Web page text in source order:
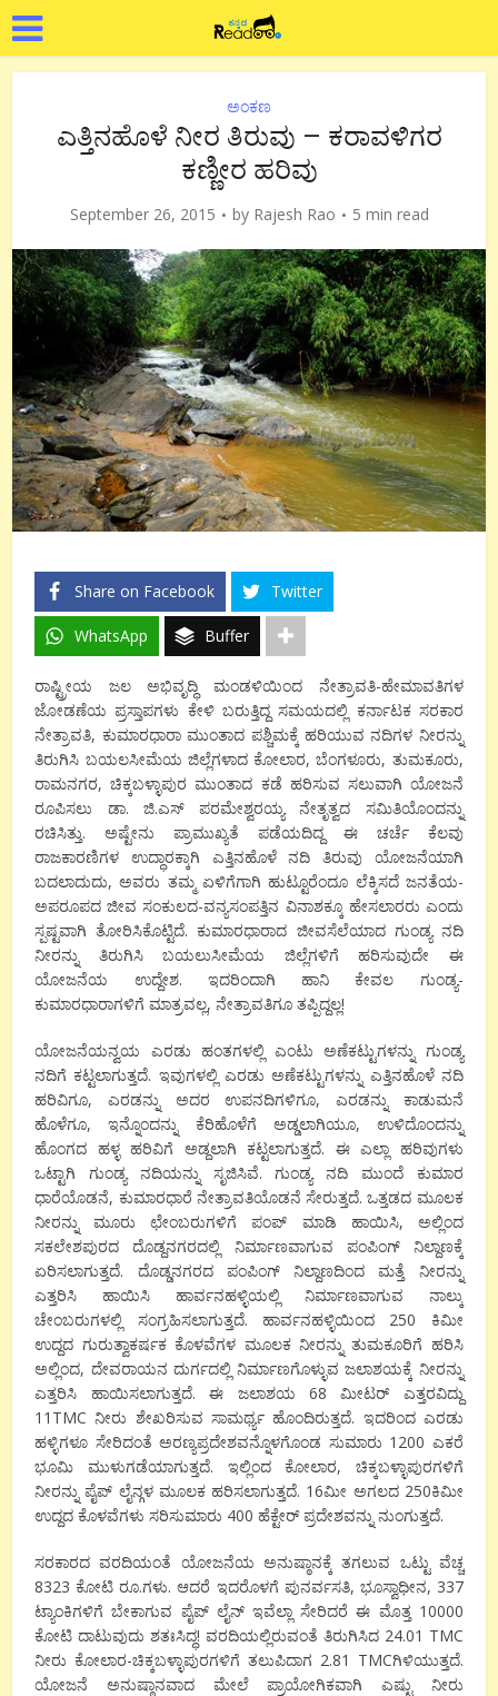
ಅಂಕಣ
ಎತ್ತಿನಹೊಳೆ ನೀರ ತಿರುವು – ಕರಾವಳಿಗರ
ಕಣ್ಣೀರ ಹರಿವು
September 26, 2015 by Rajesh Rao 5 min read
Share on Facebook Twitter
WhatsApp Buffer
ರಾಷ್ಟ್ರೀಯ ಜಲ ಅಭಿವೃದ್ಧಿ ಮಂಡಳಿಯಿಂದ ನೇತ್ರಾವತಿ-ಹೇಮಾವತಿಗಳ
ಜೋಡಣೆಯ ಪ್ರಸ್ತಾಪಗಳು ಕೇಳಿ ಬರುತ್ತಿದ್ದ ಸಮಯದಲ್ಲಿ ಕರ್ನಾಟಕ ಸರಕಾರ
ನೇತ್ರಾವತಿ, ಕುಮಾರಧಾರಾ ಮುಂತಾದ ಪಶ್ಚಿಮಕ್ಕೆ ಹರಿಯುವ ನದಿಗಳ ನೀರನ್ನು
ತಿರುಗಿಸಿ ಬಯಲಸೀಮೆಯ ಜಿಲ್ಲೆಗಳಾದ ಕೋಲಾರ, ಬೆಂಗಳೂರು, ತುಮಕೂರು,
ರಾಮನಗರ, ಚಿಕ್ಕಬಳ್ಳಾಪುರ ಮುಂತಾದ ಕಡೆ ಹರಿಸುವ ಸಲುವಾಗಿ ಯೋಜನೆ
ರೂಪಿಸಲು ಡಾ. ಜಿ.ಎಸ್ ಪರಮೇಶ್ವರಯ್ಯ ನೇತೃತ್ವದ ಸಮಿತಿಯೊಂದನ್ನು
ರಚಿಸಿತ್ತು. ಅಷ್ಟೇನು ಪ್ರಾಮುಖ್ಯತೆ ಪಡೆಯದಿದ್ದ ಈ ಚರ್ಚೆ ಕೆಲವು
ರಾಜಕಾರಣಿಗಳ ಉದ್ಧಾರಕ್ಕಾಗಿ ಎತ್ತಿನಹೊಳೆ ನದಿ ತಿರುವು ಯೋಜನೆಯಾಗಿ
ಬದಲಾದುದು, ಅವರು ತಮ್ಮ ಏಳಿಗೆಗಾಗಿ ಹುಟ್ಟೂರೆಂದೂ ಲೆಕ್ಕಿಸದೆ ಜನತೆಯ-
ಅಪರೂಪದ ಜೀವ ಸಂಕುಲದ-ವನ್ಯಸಂಪತ್ತಿನ ವಿನಾಶಕ್ಕೂ ಹೇಸಲಾರರು ಎಂದು
ಸ್ಪಷ್ಟವಾಗಿ ತೋರಿಸಿಕೊಟ್ಟಿದೆ. ಕುಮಾರಧಾರಾದ ಜೀವಸೆಲೆಯಾದ ಗುಂಡ್ಯ ನದಿ
ನೀರನ್ನು ತಿರುಗಿಸಿ ಬಯಲುಸೀಮೆಯ ಜಿಲ್ಲೆಗಳಿಗೆ ಹರಿಸುವುದೇ ಈ
ಯೋಜನೆಯ ಉದ್ದೇಶ. ಇದರಿಂದಾಗಿ ಹಾನಿ ಕೇವಲ ಗುಂಡ್ಯ-
ಕುಮಾರಧಾರಾಗಳಿಗೆ ಮಾತ್ರವಲ್ಲ, ನೇತ್ರಾವತಿಗೂ ತಪ್ಪಿದ್ದಲ್ಲ!
ಯೋಜನೆಯನ್ವಯ ಎರಡು ಹಂತಗಳಲ್ಲಿ ಎಂಟು ಅಣೆಕಟ್ಟುಗಳನ್ನು ಗುಂಡ್ಯ
ನದಿಗೆ ಕಟ್ಟಲಾಗುತ್ತದೆ. ಇವುಗಳಲ್ಲಿ ಎರಡು ಅಣೆಕಟ್ಟುಗಳನ್ನು ಎತ್ತಿನಹೊಳೆ ನದಿ
ಹರಿವಿಗೂ, ಎರಡನ್ನು ಅದರ ಉಪನದಿಗಳಿಗೂ, ಎರಡನ್ನು ಕಾಡುಮನೆ
ಹೊಳೆಗೂ, ಇನ್ನೊಂದನ್ನು ಕೆರಿಹೊಳೆಗೆ ಅಡ್ಡಲಾಗಿಯೂ, ಉಳಿದೊಂದನ್ನು
ಹೊಂಗದ ಹಳ್ಳ ಹರಿವಿಗೆ ಅಡ್ದಲಾಗಿ ಕಟ್ಟಲಾಗುತ್ತದೆ. ಈ ಎಲ್ಲಾ ಹರಿವುಗಳು
ಒಟ್ಟಾಗಿ ಗುಂಡ್ಯ ನದಿಯನ್ನು ಸೃಜಿಸಿವೆ. ಗುಂಡ್ಯ ನದಿ ಮುಂದೆ ಕುಮಾರ
ಧಾರೆಯೊಡನೆ, ಕುಮಾರಧಾರೆ ನೇತ್ರಾವತಿಯೊಡನೆ ಸೇರುತ್ತದೆ. ಒತ್ತಡದ ಮೂಲಕ
ನೀರನ್ನು ಮೂರು ಛೇಂಬರುಗಳಿಗೆ ಪಂಪ್ ಮಾಡಿ ಹಾಯಿಸಿ, ಅಲ್ಲಿಂದ
ಸಕಲೇಶಪುರದ ದೊಡ್ದನಗರದಲ್ಲಿ ನಿರ್ಮಾಣವಾಗುವ ಪಂಪಿಂಗ್ ನಿಲ್ದಾಣಕ್ಕೆ
ಏರಿಸಲಾಗುತ್ತದೆ. ದೊಡ್ಡನಗರದ ಪಂಪಿಂಗ್ ನಿಲ್ದಾಣದಿಂದ ಮತ್ತೆ ನೀರನ್ನು
ಎತ್ತರಿಸಿ ಹಾಯಿಸಿ ಹಾರ್ವನಹಳ್ಳಿಯಲ್ಲಿ ನಿರ್ಮಾಣವಾಗುವ ನಾಲ್ಕು
ಚೇಂಬರುಗಳಲ್ಲಿ ಸಂಗ್ರಹಿಸಲಾಗುತ್ತದೆ. ಹಾರ್ವನಹಳ್ಳಿಯಿಂದ 250 ಕಿಮೀ
ಉದ್ದದ ಗುರುತ್ವಾಕರ್ಷಕ ಕೊಳವೆಗಳ ಮೂಲಕ ನೀರನ್ನು ತುಮಕೂರಿಗೆ ಹರಿಸಿ
ಅಲ್ಲಿಂದ, ದೇವರಾಯನ ದುರ್ಗದಲ್ಲಿ ನಿರ್ಮಾಣಗೊಳ್ಳುವ ಜಲಾಶಯಕ್ಕೆ ನೀರನ್ನು
ಎತ್ತರಿಸಿ ಹಾಯಿಸಲಾಗುತ್ತದೆ. ಈ ಜಲಾಶಯ 68 ಮೀಟರ್ ಎತ್ತರವಿದ್ದು
11TMC ನೀರು ಶೇಖರಿಸುವ ಸಾಮರ್ಥ್ಯ ಹೊಂದಿರುತ್ತದೆ. ಇದರಿಂದ ಎರಡು
ಹಳ್ಳಿಗಳೂ ಸೇರಿದಂತೆ ಅರಣ್ಯಪ್ರದೇಶವನ್ನೊಳಗೊಂಡ ಸುಮಾರು 1200 ಎಕರೆ
ಭೂಮಿ ಮುಳುಗಡೆಯಾಗುತ್ತದೆ. ಇಲ್ಲಿಂದ ಕೋಲಾರ, ಚಿಕ್ಕಬಳ್ಳಾಪುರಗಳಿಗೆ
ನೀರನ್ನು ಪೈಪ್ ಲೈನ್ಗಳ ಮೂಲಕ ಹರಿಸಲಾಗುತ್ತದೆ. 16ಮೀ ಅಗಲದ 250ಕಿಮೀ
ಉದ್ದದ ಕೊಳವೆಗಳು ಸರಿಸುಮಾರು 400 ಹೆಕ್ಟೇರ್ ಪ್ರದೇಶವನ್ನು ನುಂಗುತ್ತದೆ.
ಸರಕಾರದ ವರದಿಯಂತೆ ಯೋಜನೆಯ ಅನುಷ್ಠಾನಕ್ಕೆ ತಗಲುವ ಒಟ್ಟು ವೆಚ್ಚ
8323 ಕೋಟಿ ರೂ.ಗಳು. ಆದರೆ ಇದರೊಳಗೆ ಪುನರ್ವಸತಿ, ಭೂಸ್ವಾಧೀನ, 337
ಟ್ಯಾಂಕಿಗಳಿಗೆ ಬೇಕಾಗುವ ಪೈಪ್ ಲೈನ್ ಇವೆಲ್ಲಾ ಸೇರಿದರೆ ಈ ಮೊತ್ತ 10000
ಕೋಟಿ ದಾಟುವುದು ಶತಃಸಿದ್ಧ! ವರದಿಯಲ್ಲಿರುವಂತೆ ತಿರುಗಿಸಿದ 24.01 TMC
ನೀರು ಕೋಲಾರ-ಚಿಕ್ಕಬಳ್ಳಾಪುರಗಳಿಗೆ ತಲುಪಿದಾಗ 2.81 TMCಗಿಳಿಯುತ್ತದೆ.
ಯೋಜನೆ ಅನುಷ್ಠಾನವಾದ ಮೇಲೆ ಪ್ರಾಯೋಗಿಕವಾಗಿ ಎಷ್ಟು ನೀರು